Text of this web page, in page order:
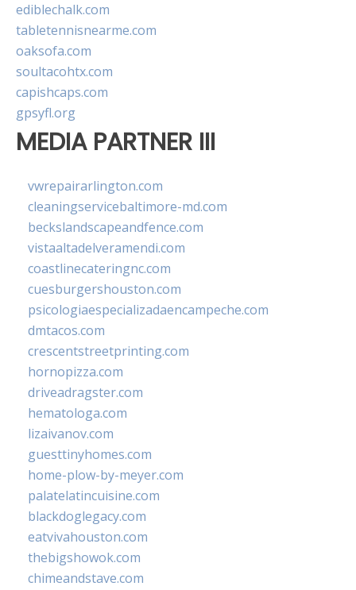
ediblechalk.com
tabletennisnearme.com
oaksofa.com
soultacohtx.com
capishcaps.com
gpsyfl.org
MEDIA PARTNER III
vwrepairarlington.com
cleaningservicebaltimore-md.com
beckslandscapeandfence.com
vistaaltadelveramendi.com
coastlinecateringnc.com
cuesburgershouston.com
psicologiaespecializadaencampeche.com
dmtacos.com
crescentstreetprinting.com
hornopizza.com
driveadragster.com
hematologa.com
lizaivanov.com
guesttinyhomes.com
home-plow-by-meyer.com
palatelatincuisine.com
blackdoglegacy.com
eatvivahouston.com
thebigshowok.com
chimeandstave.com